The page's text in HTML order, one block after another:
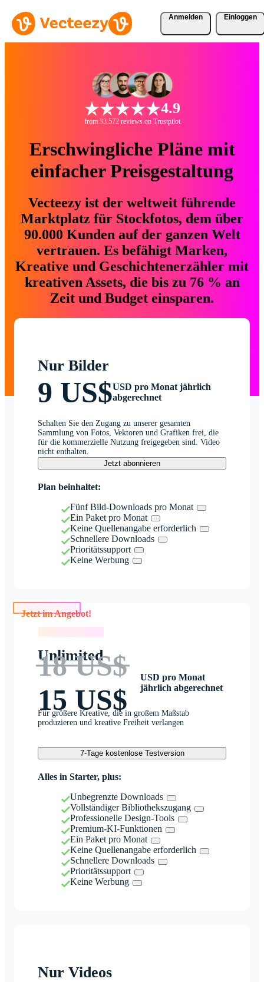
Anmelden Einloggen
4.9
from 33.572 reviews on Trustpilot
Erschwingliche Pläne mit
einfacher Preisgestaltung
Vecteezy ist der weltweit führende
Marktplatz für Stockfotos, dem über
90.000 Kunden auf der ganzen Welt
vertrauen. Es befähigt Marken,
Kreative und Geschichtenerzähler mit
kreativen Assets, die bis zu 76 % an
Zeit und Budget einsparen.
Nur Bilder
9 US$USD pro Monat jährlich
abgerechnet
Schalten Sie den Zugang zu unserer gesamten
Sammlung von Fotos, Vektoren und Grafiken frei, die
für die kommerzielle Nutzung freigegeben sind. Video
nicht enthalten.
Jetzt abonnieren
Plan beinhaltet:
Fünf Bild-Downloads pro Monat
Ein Paket pro Monat
Keine Quellenangabe erforderlich
Schnellere Downloads
Prioritätssupport
Keine Werbung
Jetzt im Angebot!
Unlimited
18 US$
15 US$
USD pro Monat
jährlich abgerechnet
Für größere Kreative, die in großem Maßstab
produzieren und kreative Freiheit verlangen
7-Tage kostenlose Testversion
Alles in Starter, plus:
Unbegrenzte Downloads
Vollständiger Bibliothekszugang
Professionelle Design-Tools
Premium-KI-Funktionen
Ein Paket pro Monat
Keine Quellenangabe erforderlich
Schnellere Downloads
Prioritätssupport
Keine Werbung
Nur Videos